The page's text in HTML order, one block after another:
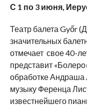
С 1 по 3 июня,
Театр балета Győr
значительных
отмечает свое 40-
представит
обработке Андраша
музыку Ференца
известнейшего